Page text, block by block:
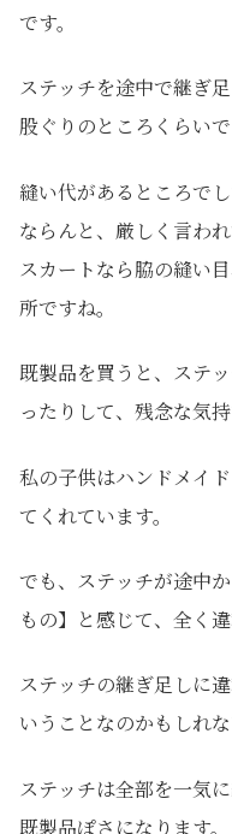
です。
ステッチを途中で継ぎ
股ぐりのところくらいで
縫い代があるところで
ならんと、厳しく言われ
スカートなら脇の縫い
所ですね。
既製品を買うと、ステ
ったりして、残念な気持
私の子供はハンドメイ
てくれています。
でも、ステッチが途中
もの】と感じて、全く
ステッチの継ぎ足しに
いうことなのかもしれ
ステッチは全部を一気
既製品ぽさになります。